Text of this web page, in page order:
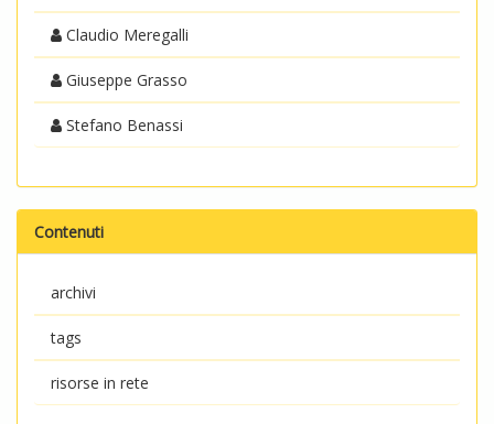
Claudio Meregalli
Giuseppe Grasso
Stefano Benassi
Contenuti
archivi
tags
risorse in rete